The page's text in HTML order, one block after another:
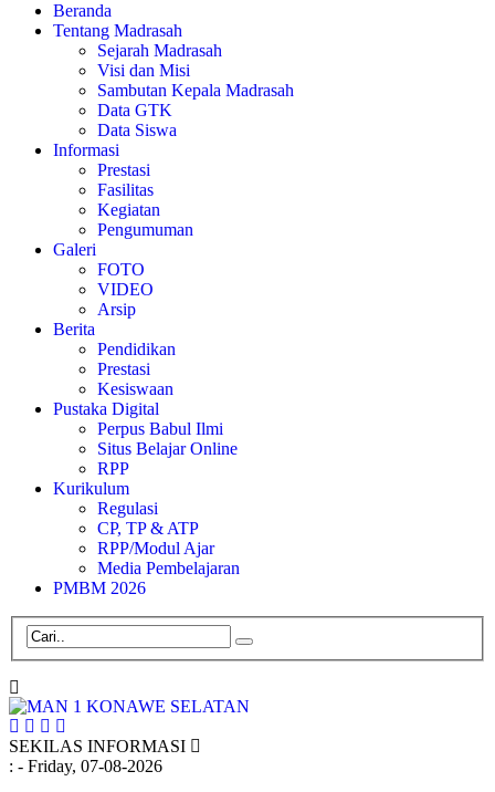
Beranda
Tentang Madrasah
Sejarah Madrasah
Visi dan Misi
Sambutan Kepala Madrasah
Data GTK
Data Siswa
Informasi
Prestasi
Fasilitas
Kegiatan
Pengumuman
Galeri
FOTO
VIDEO
Arsip
Berita
Pendidikan
Prestasi
Kesiswaan
Pustaka Digital
Perpus Babul Ilmi
Situs Belajar Online
RPP
Kurikulum
Regulasi
CP, TP & ATP
RPP/Modul Ajar
Media Pembelajaran
PMBM 2026
SEKILAS INFORMASI
: - Friday, 07-08-2026